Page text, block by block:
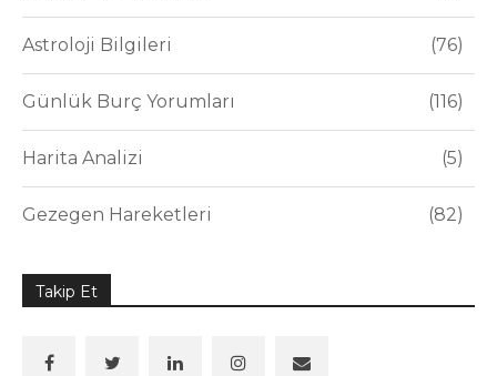
Astroloji Bilgileri 76
Günlük Burç Yorumları 116
Harita Analizi 5
Gezegen Hareketleri 82
Takip Et